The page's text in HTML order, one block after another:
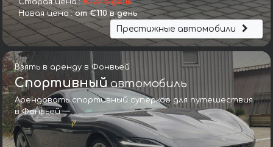
Новая цена :от €110 в день
Престижные автомобили
Взять в аренду в Фонвьей
Спортивныйавтомобиль
Арендовать спортивный суперкар для путешествия
в Фонвьей